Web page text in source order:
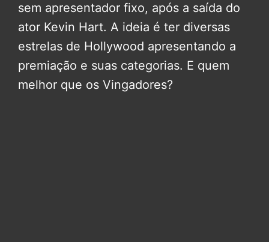
sem apresentador fixo, após a saída do
ator Kevin Hart. A ideia é ter diversas
estrelas de Hollywood apresentando a
premiação e suas categorias. E quem
melhor que os Vingadores?